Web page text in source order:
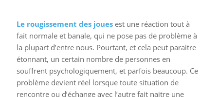
Le rougissement des jouesest une réaction tout à
fait normale et banale, qui ne pose pas de problème à
la plupart d’entre nous. Pourtant, et cela peut paraitre
étonnant, un certain nombre de personnes en
souffrent psychologiquement, et parfois beaucoup. Ce
problème devient réel lorsque toute situation de
rencontre ou d’échange avec l’autre fait naitre une